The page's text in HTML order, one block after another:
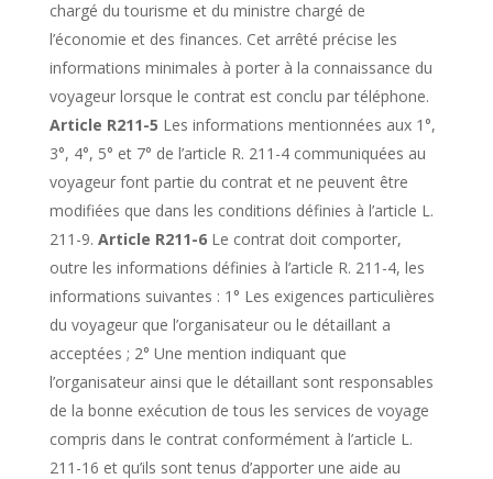
chargé du tourisme et du ministre chargé de
l’économie et des finances. Cet arrêté précise les
informations minimales à porter à la connaissance du
voyageur lorsque le contrat est conclu par téléphone.
Article R211-5 Les informations mentionnées aux 1°,
3°, 4°, 5° et 7° de l’article R. 211-4 communiquées au
voyageur font partie du contrat et ne peuvent être
modifiées que dans les conditions définies à l’article L.
211-9. Article R211-6Le contrat doit comporter,
outre les informations définies à l’article R. 211-4, les
informations suivantes : 1° Les exigences particulières
du voyageur que l’organisateur ou le détaillant a
acceptées ; 2° Une mention indiquant que
l’organisateur ainsi que le détaillant sont responsables
de la bonne exécution de tous les services de voyage
compris dans le contrat conformément à l’article L.
211-16 et qu’ils sont tenus d’apporter une aide au